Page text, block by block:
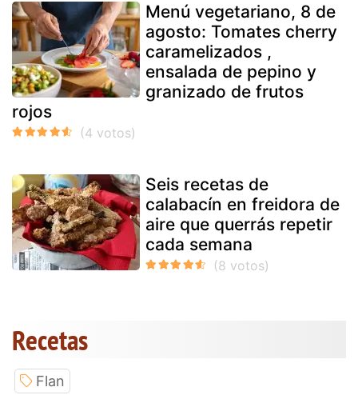
Menú vegetariano, 8 de
agosto: Tomates cherry
caramelizados ,
ensalada de pepino y
granizado de frutos
rojos
Seis recetas de
calabacín en freidora de
aire que querrás repetir
cada semana
Recetas
Flan